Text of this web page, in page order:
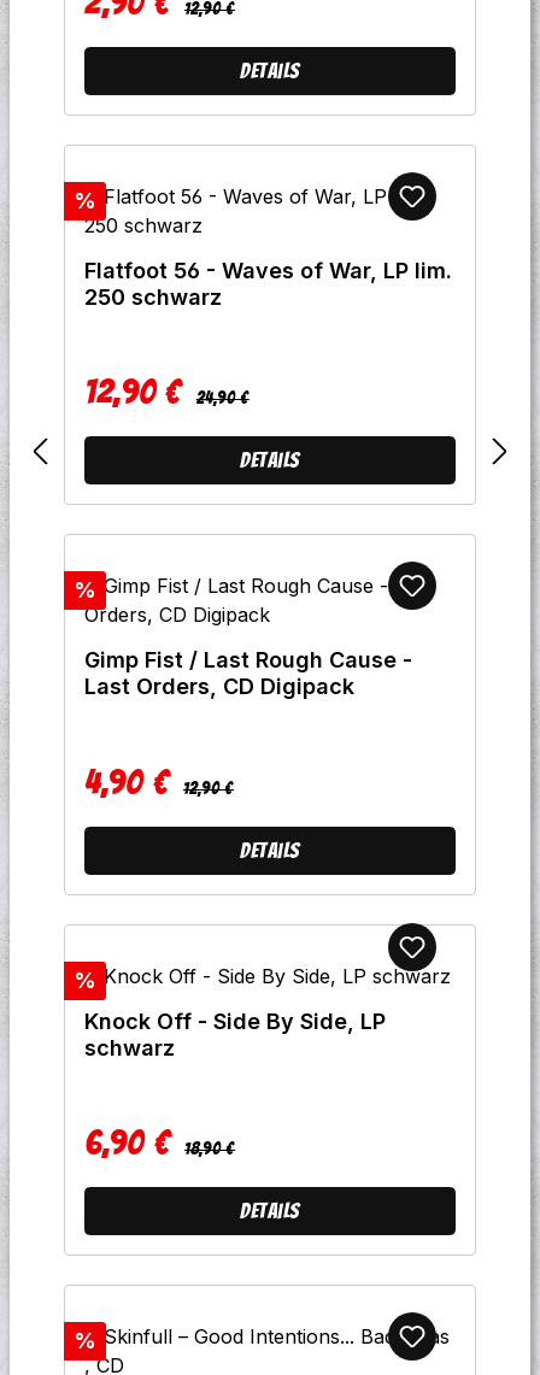
Verkaufspreis:
12,90 €
Details
Rabatt
%
Flatfoot 56 - Waves of War, LP lim.
250 schwarz
Verkaufspreis:
12,90 € Regulärer Preis:
24,90 €
Details
Rabatt
%
Gimp Fist / Last Rough Cause -
Last Orders, CD Digipack
Verkaufspreis:
4,90 € Regulärer Preis:
12,90 €
Details
Rabatt
%
Knock Off - Side By Side, LP
schwarz
Verkaufspreis:
6,90 € Regulärer Preis:
18,90 €
Details
Rabatt
%